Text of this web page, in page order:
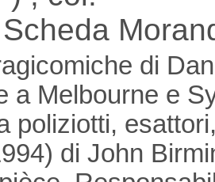
di
a Melbourne e
poliziotti,
di John